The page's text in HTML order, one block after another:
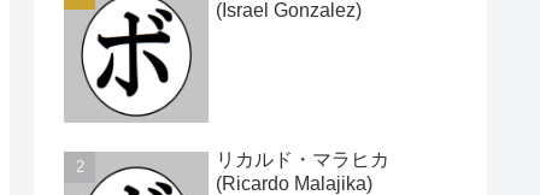
(Israel Gonzalez)
リカルド・マラヒカ
(Ricardo Malajika)